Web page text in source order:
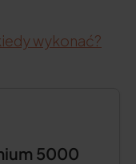
wykonać?
5000